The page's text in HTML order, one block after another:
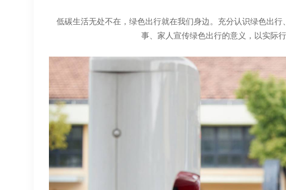
低碳生活无处不在，绿色出行就在我们身边。充分认识绿色出
事、家人宣传绿色出行的意义，以实际